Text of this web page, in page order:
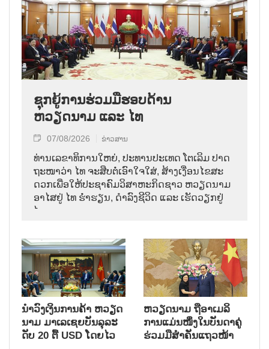
ຊຸກຍູ້ການຮ່ວມມືຮອບດ້ານ
ຫວຽດນາມ ແລະ ໄທ
07/08/2026 ຂ່າວສານ
ທ່ານ​ເລ​ຂາ​ທິ​ການ​ໃຫຍ່, ປະ​ທານ​ປະ​ເທດ ໂຕ​ເລິມ ປາດ​
ຖະ​ໜາ​ວ່າ ໄທ​ ຈະ​ສືບ​ຕໍ່​ເອົາ​ໃຈ​ໃສ່, ສ້າງ​ເງື່ອນ​ໄຂ​ສະ​
ດວກ​ເພື່ອ​ໃຫ້​ປະ​ຊາ​ຄົມ​ວ​ິ​ສາ​ຫະ​ກິດ​ຊາວ ຫວຽດ​ນາມ
ອາ​ໄສ​ຢູ່ ໄທ ຮ່ຳ​ຮຽນ, ດຳ​ລົງ​ຊີ​ວິດ ແລະ ເຮັດ​ວຽກ​ຢູ່​
ໄທ.
ນຳ​ວົງ​ເງິນ​ການ​ຄ້າ ຫວຽດ​
ນາມ ມາ​ເລ​ເຊຍ​ບັນ​ລຸ​ລະ​
ດັບ 20 ຕື້ USD ໂດຍ​ໄວ
ຫ​ວຽດ​ນາມ ຖື​ອາ​ເມ​ລິ​
ການ​ແມ່ນ​ໜຶ່ງ​ໃນ​ບັນ​ດາ​ຄູ່​
ຮ່ວມ​ມື​ສຳ​ຄັນ​ແຖວ​ໜ້າ